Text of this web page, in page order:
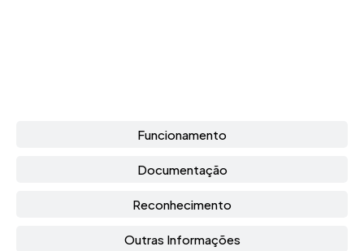
Funcionamento
Documentação
Reconhecimento
Outras Informações